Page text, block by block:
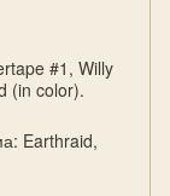
#1, Willy
(in color).
Earthraid,